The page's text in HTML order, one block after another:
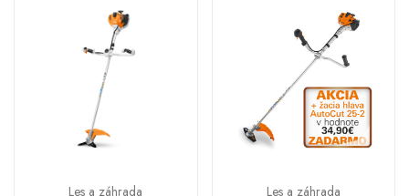
Les a záhrada
Les a záhrada